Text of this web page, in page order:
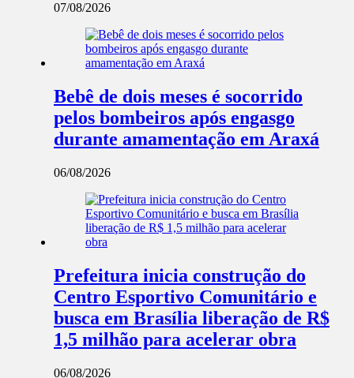
07/08/2026
Bebê de dois meses é socorrido
pelos bombeiros após engasgo
durante amamentação em Araxá
06/08/2026
Prefeitura inicia construção do
Centro Esportivo Comunitário e
busca em Brasília liberação de R$
1,5 milhão para acelerar obra
06/08/2026